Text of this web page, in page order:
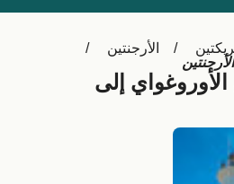
Україна
Maroc (FR)
الأرجنتين
إلى